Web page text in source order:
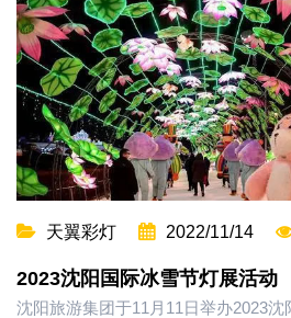
天翼彩灯 2022/11/14
2023沈阳国际冰雪节灯展活动
沈阳旅游集团于11月11日举办2023